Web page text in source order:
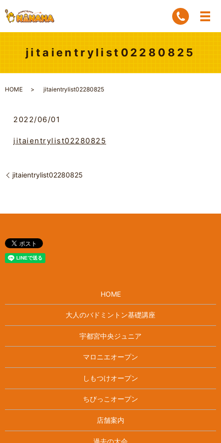
jitaientrylist02280825
HOME jitaientrylist02280825
2022/06/01
jitaientrylist02280825
jitaientrylist02280825
HOME
大人のバドミントン基礎講座
宇都宮中央ジュニア
マロニエオープン
しもつけオープン
ちびっこオープン
店舗案内
過去の大会